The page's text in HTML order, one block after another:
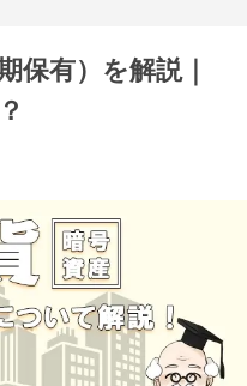
保有）を解説｜